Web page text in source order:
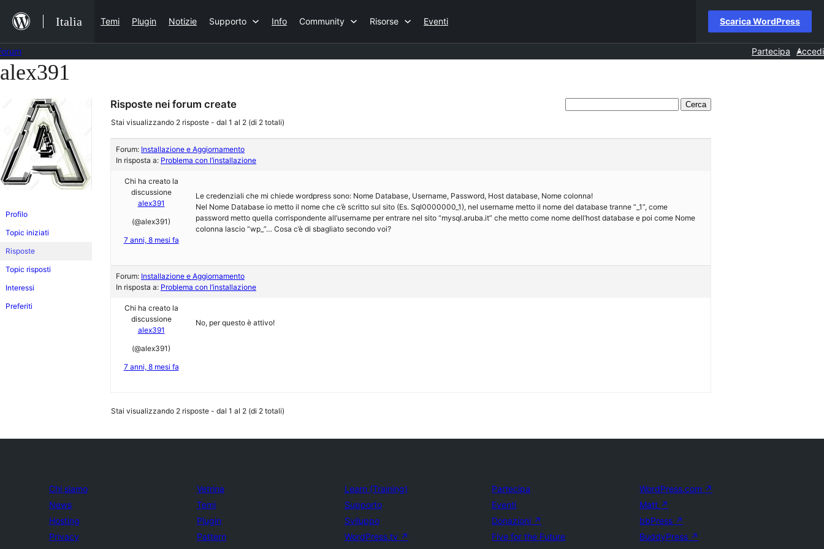
contenuto
Italia Temi Plugin Notizie Supporto Info Community Risorse Eventi Scarica WordPress
Partecipa Accedi
Vai
contenuto
alex391
Profilo
Topic iniziati
Risposte
Topic risposti
Interessi
Preferiti
Risposte nei forum create
Stai visualizzando 2 risposte - dal 1 al 2 (di 2 totali)
Forum: Installazione e Aggiornamento
In risposta a: Problema con l’installazione
Chi ha creato la
discussione
alex391
(@alex391)
7 anni, 8 mesi fa
Le credenziali che mi chiede wordpress sono: Nome Database, Username, Password, Host database, Nome colonna!
Nel Nome Database io metto il nome che c’è scritto sul sito (Es. Sql0000000_1), nel username metto il nome del database tranne “_1”, come
password metto quella corrispondente all’username per entrare nel sito “mysql.aruba.it” che metto come nome dell’host database e poi come Nome
colonna lascio “wp_”… Cosa c’è di sbagliato secondo voi?
Forum: Installazione e Aggiornamento
In risposta a: Problema con l’installazione
Chi ha creato la
discussione
alex391
(@alex391)
7 anni, 8 mesi fa
No, per questo è attivo!
Stai visualizzando 2 risposte - dal 1 al 2 (di 2 totali)
Chi siamo
News
Hosting
Privacy
Vetrina
Temi
Plugin
Pattern
Learn (Training)
Supporto
Sviluppo
WordPress.tv ↗
Partecipa
Eventi
Donazioni ↗
Five for the Future
WordPress.com ↗
Matt ↗
bbPress ↗
BuddyPress ↗